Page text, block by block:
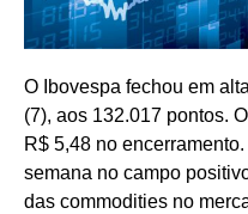
O Ibovespa fechou em
(7), aos 132.017 pontos.
R$ 5,48 no
semana no campo
das commodities no